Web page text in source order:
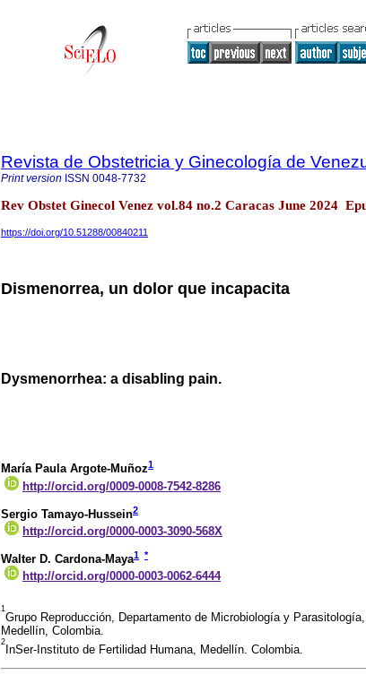
Revista de Obstetricia y Ginecología de
Print version ISSN 0048-7732
Rev Obstet Ginecol Venez vol.84 no.2 Caracas June 2024
https://doi.org/10.51288/00840211
Dismenorrea, un dolor que incapacita
Dysmenorrhea: a disabling pain.
María Paula Argote-Muñoz1
http://orcid.org/0009-0008-7542-8286
Sergio Tamayo-Hussein2
http://orcid.org/0000-0003-3090-568X
Walter D. Cardona-Maya1 *
http://orcid.org/0000-0003-0062-6444
1
Grupo Reproducción, Departamento de Microbiología y
Medellín, Colombia.
2
InSer-Instituto de Fertilidad Humana, Medellín. Colombia.